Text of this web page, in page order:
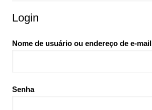
Login
Nome de usuário ou endereço de e-mail
Senha